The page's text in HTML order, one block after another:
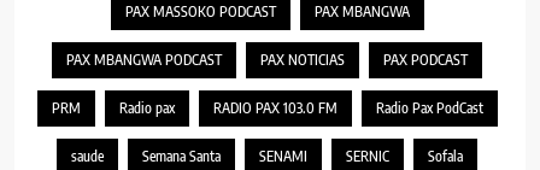
PAX MASSOKO PODCAST PAX MBANGWA
PAX MBANGWA PODCAST PAX NOTICIAS PAX PODCAST
PRM Radio pax RADIO PAX 103.0 FM Radio Pax PodCast
saude Semana Santa SENAMI SERNIC Sofala